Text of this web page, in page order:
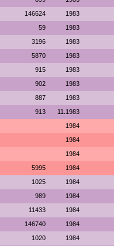
146624 1983
59 1983
3196 1983
5870 1983
915 1983
902 1983
887 1983
913 11.1983
1984
1984
1984
5995 1984
1025 1984
989 1984
11433 1984
146740 1984
1020 1984